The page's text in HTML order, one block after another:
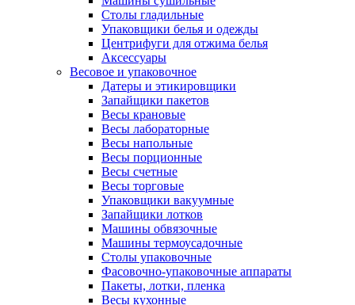
Столы гладильные
Упаковщики белья и одежды
Центрифуги для отжима белья
Аксессуары
Весовое и упаковочное
Датеры и этикировщики
Запайщики пакетов
Весы крановые
Весы лабораторные
Весы напольные
Весы порционные
Весы счетные
Весы торговые
Упаковщики вакуумные
Запайщики лотков
Машины обвязочные
Машины термоусадочные
Столы упаковочные
Фасовочно-упаковочные аппараты
Пакеты, лотки, пленка
Весы кухонные